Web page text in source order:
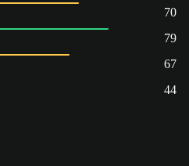
70
79
67
44